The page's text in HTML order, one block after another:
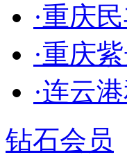
·重庆
·重庆
·连云
钻石会员